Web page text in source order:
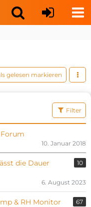
gelesen markieren
Filter
10. Januar 2018
die Dauer
10
6. August 2023
& RH Monitor
67